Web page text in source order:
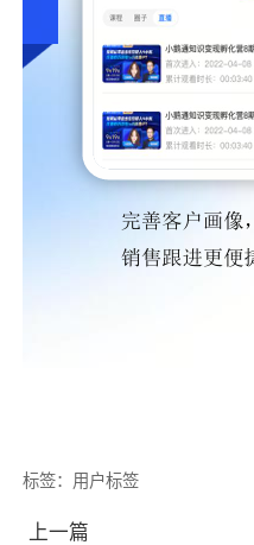
标签： 用户标签
上一篇